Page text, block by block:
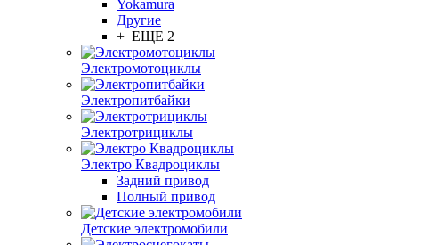
Yokamura
Другие
+ ЕЩЕ 2
Электромотоциклы
Электропитбайки
Электротрициклы
Электро Квадроциклы
Задний привод
Полный привод
Детские электромобили